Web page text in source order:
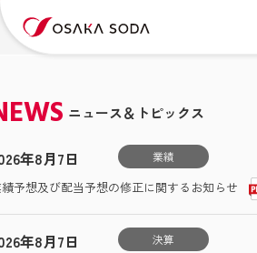
ニュース＆トピックス
年8月7日 業績
予想及び配当予想の修正に関するお知らせ
年8月7日 決算